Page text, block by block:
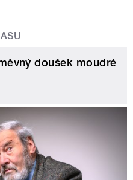
doušek moudré